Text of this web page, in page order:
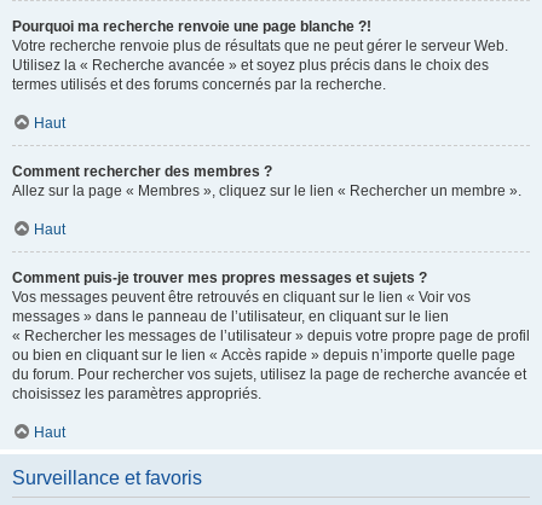
Pourquoi ma recherche renvoie une page blanche ?!
Votre recherche renvoie plus de résultats que ne peut gérer le serveur Web.
Utilisez la « Recherche avancée » et soyez plus précis dans le choix des
termes utilisés et des forums concernés par la recherche.
Haut
Comment rechercher des membres ?
Allez sur la page « Membres », cliquez sur le lien « Rechercher un membre ».
Haut
Comment puis-je trouver mes propres messages et sujets ?
Vos messages peuvent être retrouvés en cliquant sur le lien « Voir vos
messages » dans le panneau de l’utilisateur, en cliquant sur le lien
« Rechercher les messages de l’utilisateur » depuis votre propre page de profil
ou bien en cliquant sur le lien « Accès rapide » depuis n’importe quelle page
du forum. Pour rechercher vos sujets, utilisez la page de recherche avancée et
choisissez les paramètres appropriés.
Haut
Surveillance et favoris